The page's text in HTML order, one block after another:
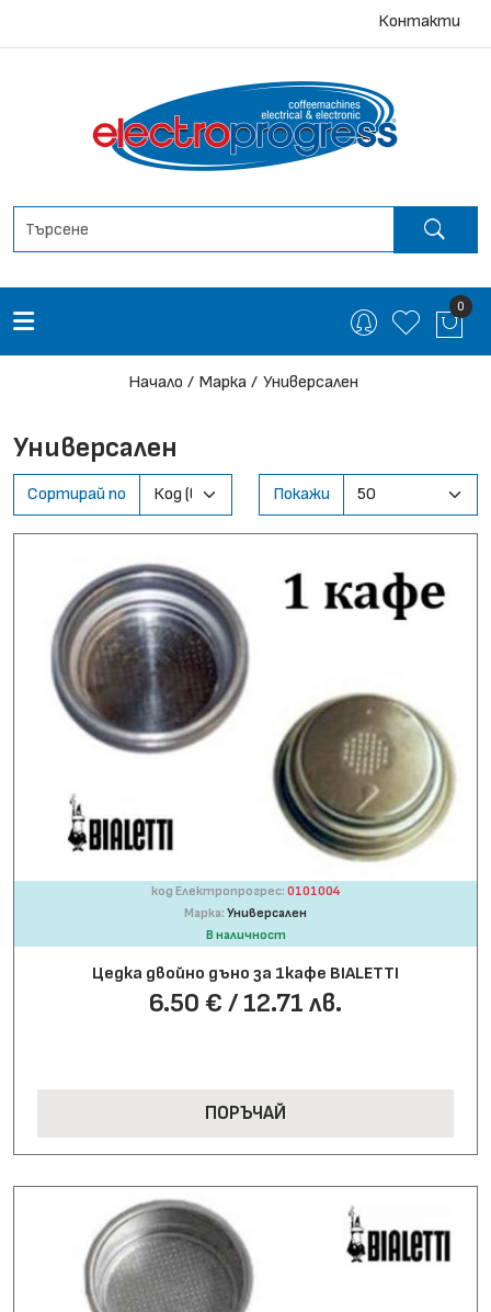
Контакти
0
Начало Марка Универсален
Универсален
Сортирай по Покажи
код Електропрогрес: 0101004
Марка: Универсален
В наличност
Цедка двойно дъно за 1кафе BIALETTI
6.50 € / 12.71 лв.
ПОРЪЧАЙ